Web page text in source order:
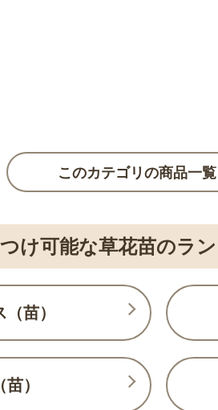
このカテゴリの商品一
け可能な草花苗のラ
苗）
）